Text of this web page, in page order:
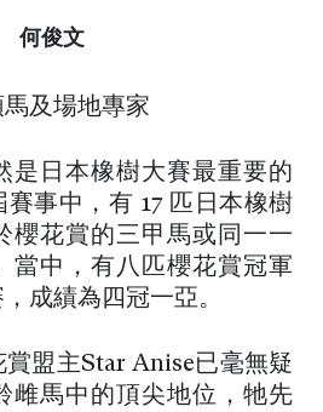
何俊文
及場地專家
是日本橡樹大賽最重要的
事中，有 17 匹日本橡樹
櫻花賞的三甲馬或同一一
當中，有八匹櫻花賞冠軍
成績為四冠一亞。
盟主Star Anise已毫無疑
雌馬中的頂尖地位，牠先